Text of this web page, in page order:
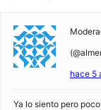
hace 5
Ya lo siento pero